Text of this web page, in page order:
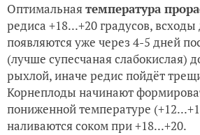
Оптимальнаятемпература
редиса +18...+20 градусов,
появляются уже через 4-5 дней
(лучше супесчаная слабокислая)
рыхлой, иначе редис пойдёт
Корнеплоды начинают
пониженной температуре
наливаются соком при +18...+20.